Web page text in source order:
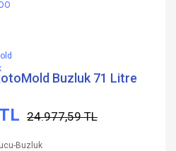
Buzluk 71 Litre
24.977,59 TL
Buzluk